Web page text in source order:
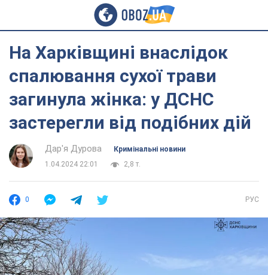
На Харківщині внаслідок
спалювання сухої трави
загинула жінка: у ДСНС
застерегли від подібних дій
Дар'я Дурова
Кримінальні новини
1.04.2024 22:01
2,8 т.
0 РУС